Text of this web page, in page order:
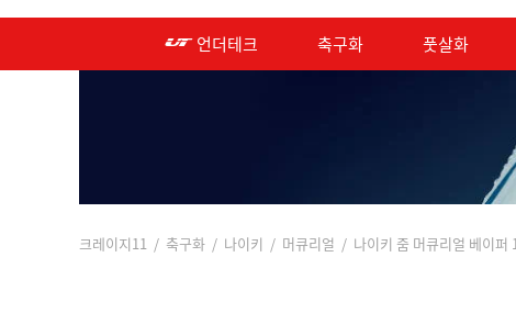
언더테크 축구화 풋살화
크레이지11 / 축구화 / 나이키 / 머큐리얼 / 나이키 줌 머큐리얼 베이퍼